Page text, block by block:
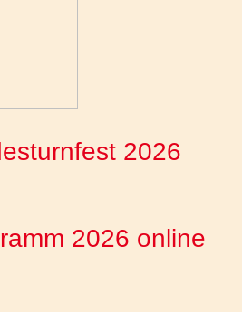
2026
2026 online